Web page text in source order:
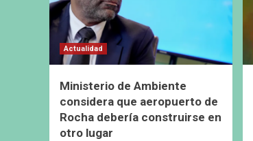
Actualidad
Ministerio de Ambiente
considera que aeropuerto de
Rocha debería construirse en
otro lugar